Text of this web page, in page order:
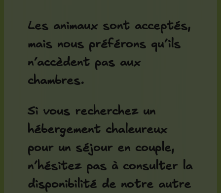
Les animaux sont acceptés,
mais nous préférons qu’ils
n’accèdent pas aux
chambres.
Si vous recherchez un
hébergement chaleureux
pour un séjour en couple,
n’hésitez pas à consulter la
disponibilité de notre autre